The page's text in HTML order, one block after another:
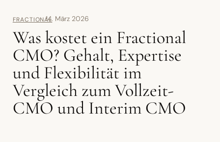
FRACTIONAL14. März 2026
Was kostet ein Fractional
CMO? Gehalt, Expertise
und Flexibilität im
Vergleich zum Vollzeit-
CMO und Interim CMO